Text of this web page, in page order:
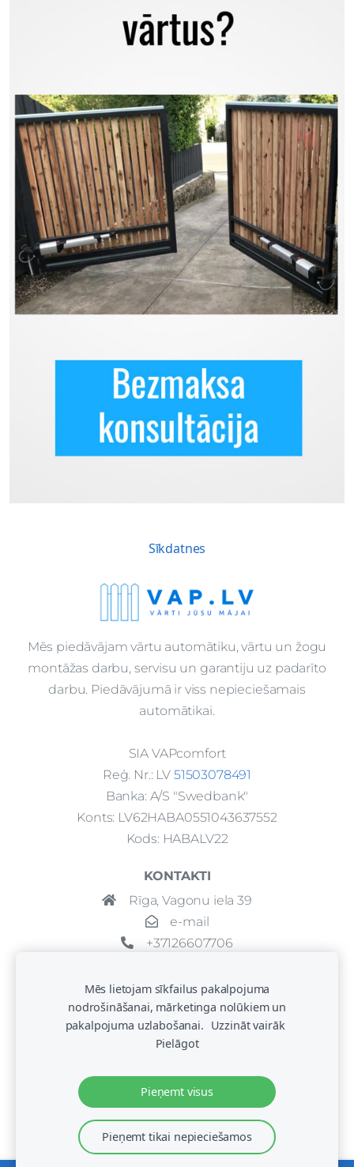
Previous Next
Sīkdatnes
Mēs piedāvājam vārtu automātiku, vārtu un žogu
montāžas darbu, servisu un garantiju uz padarīto
darbu. Piedāvājumā ir viss nepieciešamais
automātikai.
SIA VAPcomfort
Reģ. Nr.: LV 51503078491
Banka: A/S "Swedbank"
Konts: LV62HABA0551043637552
Kods: HABALV22
KONTAKTI
Rīga, Vagonu iela 39
e-mail
+37126607706
© 2021 Copyright: SIA VAP comfort
Mēs lietojam sīkfailus pakalpojuma
nodrošināšanai, mārketinga nolūkiem un
pakalpojuma uzlabošanai. Uzzināt vairāk
Pielāgot
Pieņemt visus
Pieņemt tikai nepieciešamos